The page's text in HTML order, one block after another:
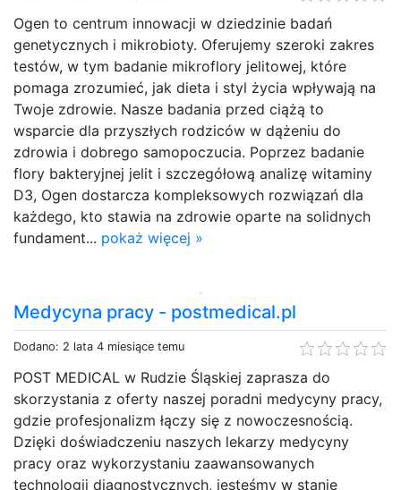
Ogen to centrum innowacji w dziedzinie badań
genetycznych i mikrobioty. Oferujemy szeroki zakres
testów, w tym badanie mikroflory jelitowej, które
pomaga zrozumieć, jak dieta i styl życia wpływają na
Twoje zdrowie. Nasze badania przed ciążą to
wsparcie dla przyszłych rodziców w dążeniu do
zdrowia i dobrego samopoczucia. Poprzez badanie
flory bakteryjnej jelit i szczegółową analizę witaminy
D3, Ogen dostarcza kompleksowych rozwiązań dla
każdego, kto stawia na zdrowie oparte na solidnych
fundament... pokaż więcej »
Medycyna pracy - postmedical.pl
Dodano: 2 lata 4 miesiące temu
POST MEDICAL w Rudzie Śląskiej zaprasza do
skorzystania z oferty naszej poradni medycyny pracy,
gdzie profesjonalizm łączy się z nowoczesnością.
Dzięki doświadczeniu naszych lekarzy medycyny
pracy oraz wykorzystaniu zaawansowanych
technologii diagnostycznych, jesteśmy w stanie